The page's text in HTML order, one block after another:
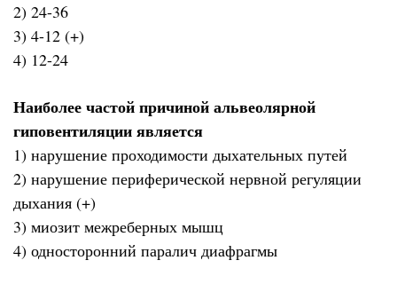
2) 24-36
3) 4-12 (+)
4) 12-24
Наиболее частой причиной альвеолярной
гиповентиляции является
1) нарушение проходимости дыхательных путей
2) нарушение периферической нервной регуляции
дыхания (+)
3) миозит межреберных мышц
4) односторонний паралич диафрагмы